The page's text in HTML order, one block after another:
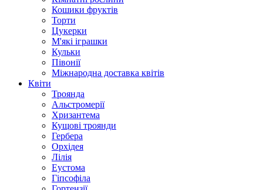
Кошики фруктів
Торти
Цукерки
М'які іграшки
Кульки
Півонії
Міжнародна доставка квітів
Квіти
Троянда
Альстромерії
Хризантема
Кущові троянди
Гербера
Орхідея
Лілія
Еустома
Гіпсофіла